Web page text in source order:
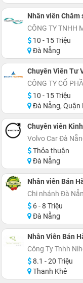
Nhân viên Chăm
CÔNG TY TNHH
10 - 15 Triệu
Đà Nẵng
Chuyên Viên Tư
CÔNG TY CỔ
10 - 15 Triệu
Đà Nẵng, Quận Hải Châu, Quận Sơn Trà, Quận Ngũ Hành Sơn,
Chuyên viên
Volvo Car Đà
Thỏa thuận
Đà Nẵng
Nhân viên Bán
Chi nhánh Đà
6 - 8 Triệu
Đà Nẵng
Nhân Viên Bán
Công Ty Tnhh
8.1 - 20 Triệu
Thanh Khê